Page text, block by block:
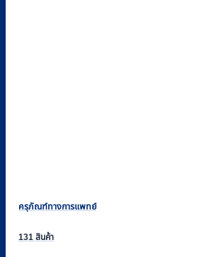
ครุภัณฑ์ทางการแพทย์
131 สินค้า